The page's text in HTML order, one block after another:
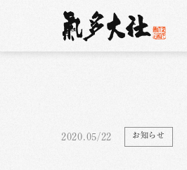
2020.05/22 お知らせ